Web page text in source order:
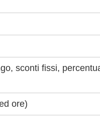
sconti fissi,
ore)